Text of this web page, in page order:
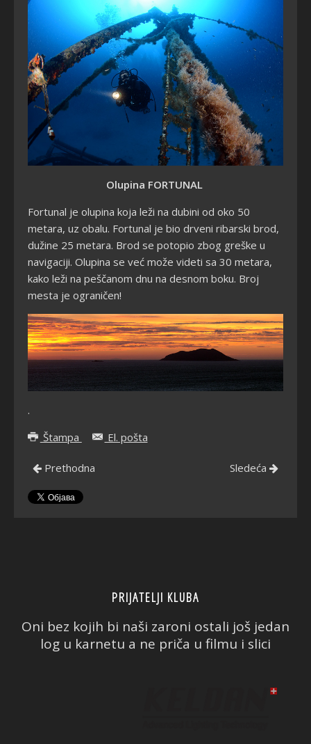
Olupina FORTUNAL
Fortunal je olupina koja leži na dubini od oko 50
metara, uz obalu. Fortunal je bio drveni ribarski brod,
dužine 25 metara. Brod se potopio zbog greške u
navigaciji. Olupina se već može videti sa 30 metara,
kako leži na peščanom dnu na desnom boku. Broj
mesta je ograničen!
.
Štampa
El. pošta
Prethodna Sledeća
PRIJATELJI KLUBA
Oni bez kojih bi naši zaroni ostali još jedan
log u karnetu a ne priča u filmu i slici